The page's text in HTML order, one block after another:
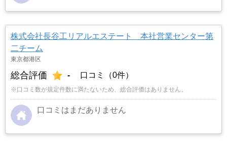
株式会社長谷工リアルエステート 本社営業センター第
二チーム
東京都港区
総合評価 - 口コミ（0件）
※口コミ数が規定件数に満たないため、総合評価はありません。
口コミはまだありません